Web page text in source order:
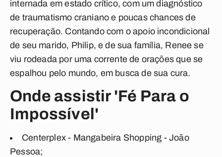
internada em estado crítico, com um diagnóstico
de traumatismo craniano e poucas chances de
recuperação. Contando com o apoio incondicional
de seu marido, Philip, e de sua família, Renee se
viu rodeada por uma corrente de orações que se
espalhou pelo mundo, em busca de sua cura.
Onde assistir 'Fé Para o
Impossível'
Centerplex - Mangabeira Shopping - João
Pessoa;